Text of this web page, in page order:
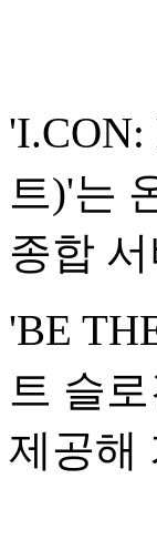
트)'는
종합
'BE
트 슬
제공해